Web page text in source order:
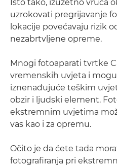
Isto tako, izuzetno vruća
uzrokovati pregrijavanje
lokacije povećavaju rizik
nezabrtvljene opreme.
Mnogi fotoaparati tvrtke
vremenskih uvjeta i
iznenađujuće teškim
obzir i ljudski element.
ekstremnim uvjetima
vas kao i za opremu.
Očito je da ćete tada
fotografiranja pri